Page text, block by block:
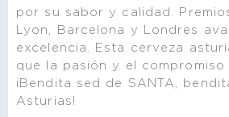
por su sabor y calidad.
Lyon, Barcelona y Londres
excelencia. Esta cerveza
que la pasión y el compromiso
¡Bendita sed de SANTA,
Asturias!